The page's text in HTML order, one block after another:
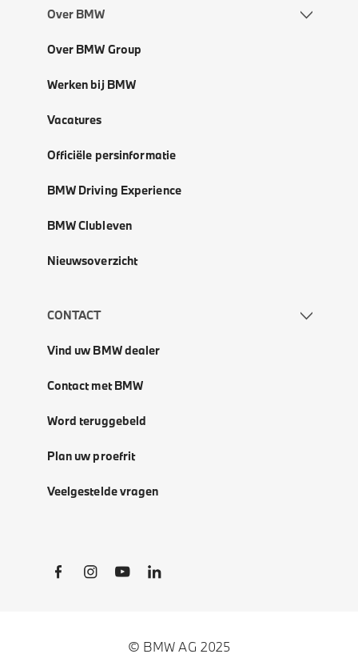
Over BMW
Over BMW Group
Werken bij BMW
Vacatures
Officiële persinformatie
BMW Driving Experience
BMW Clubleven
Nieuwsoverzicht
CONTACT
Vind uw BMW dealer
Contact met BMW
Word teruggebeld
Plan uw proefrit
Veelgestelde vragen
Social Links
© BMW AG 2025